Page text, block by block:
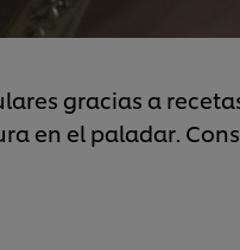
gracias a
en el paladar.